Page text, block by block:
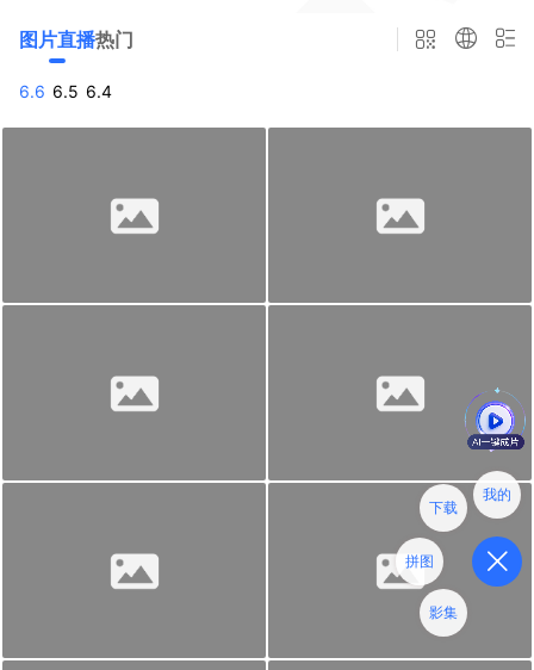
图片直播热门
6.6 6.5 6.4
我的
下载
拼图
影集